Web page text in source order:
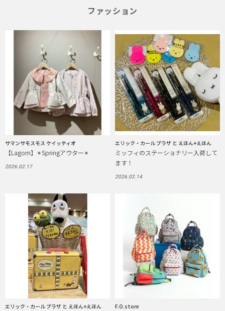
ファッション
サマンサモスモス ケイッティオ
【Lagom】✴︎Springアウター✴︎
2026.02.17
エリック・カール プラザ と えほん+えほん
ミッフィのステーショナリー入荷して
ます！
2026.02.14
エリック・カール プラザ と えほん+えほん F.O.store